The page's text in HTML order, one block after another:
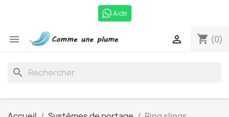
Aide
 shopping_cart (0)

search